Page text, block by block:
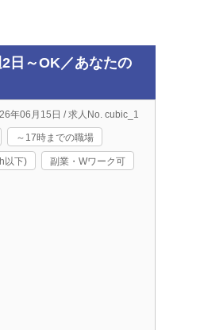
日～OK／あなたの
年06月15日 / 求人No. cubic_1
～17時までの職場
以下) 副業・Wワーク可